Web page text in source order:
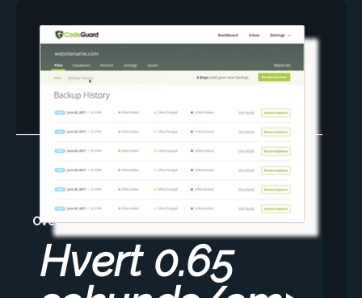
Oversikt Priser Alternativer FAQ
Hvert 0.65